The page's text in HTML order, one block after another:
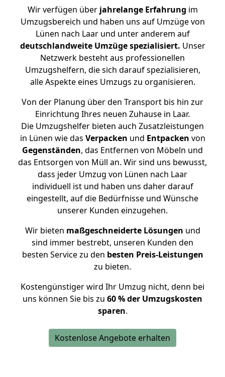
Wir verfügen überjahrelange Erfahrung im
Umzugsbereich und haben uns auf Umzüge von
Lünen nach Laar und unter anderem auf
deutschlandweite Umzüge spezialisiert. Unser
Netzwerk besteht aus professionellen
Umzugshelfern, die sich darauf spezialisieren,
alle Aspekte eines Umzugs zu organisieren.
Von der Planung über den Transport bis hin zur
Einrichtung Ihres neuen Zuhause in Laar.
Die Umzugshelfer bieten auch Zusatzleistungen
in Lünen wie das Verpacken und Entpacken von
Gegenständen, das Entfernen von Möbeln und
das Entsorgen von Müll an. Wir sind uns bewusst,
dass jeder Umzug von Lünen nach Laar
individuell ist und haben uns daher darauf
eingestellt, auf die Bedürfnisse und Wünsche
unserer Kunden einzugehen.
Wir bieten maßgeschneiderte Lösungen und
sind immer bestrebt, unseren Kunden den
besten Service zu den besten Preis-Leistungen
zu bieten.
Kostengünstiger wird Ihr Umzug nicht, denn bei
uns können Sie bis zu 60 % der Umzugskosten
sparen.
Kostenlose Angebote erhalten